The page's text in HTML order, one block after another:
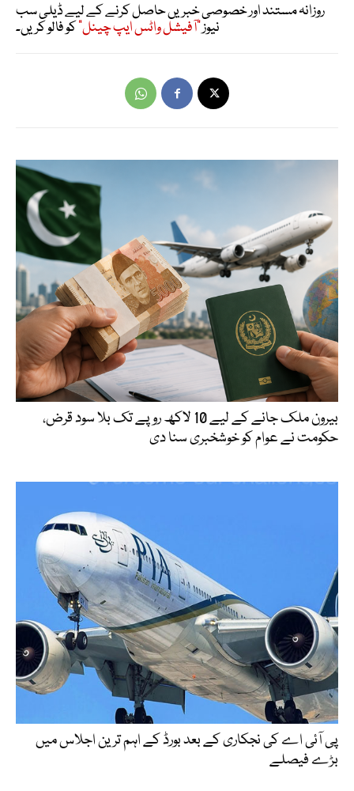
روزانہ مستند اور خصوصی خبریں حاصل کرنے کے لیے ڈیلی سب
نیوز"آفیشل واٹس ایپ چینل"کو فالو کریں۔
بیرون ملک جانے کے لیے 10 لاکھ روپے تک بلا سود قرض،
حکومت نے عوام کو خوشخبری سنا دی
پی آئی اے کی نجکاری کے بعد بورڈ کے اہم ترین اجلاس میں
بڑے فیصلے